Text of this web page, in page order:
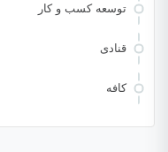
توسعه کسب و کار
قنادی
کافه